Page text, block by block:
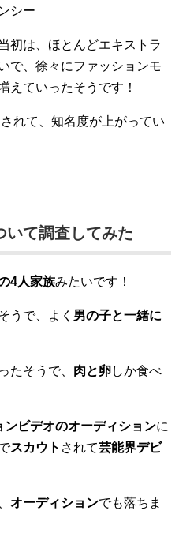
シー
初は、ほとんどエキストラ
で、徐々にファッションモ
えていったそうです！
れて、知名度が上がってい
いて調査してみた
4人家族みたいです！
うで、よく 男の子と一緒に
たそうで、 肉と卵しか食べ
ンビデオのオーディションに
スカウト されて芸能界デビ
オーディションでも落ちま